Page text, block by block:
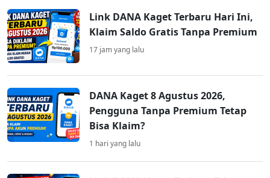
Link DANA Kaget Terbaru Hari Ini,
Klaim Saldo Gratis Tanpa Premium
17 jam yang lalu
DANA Kaget 8 Agustus 2026,
Pengguna Tanpa Premium Tetap
Bisa Klaim?
1 hari yang lalu